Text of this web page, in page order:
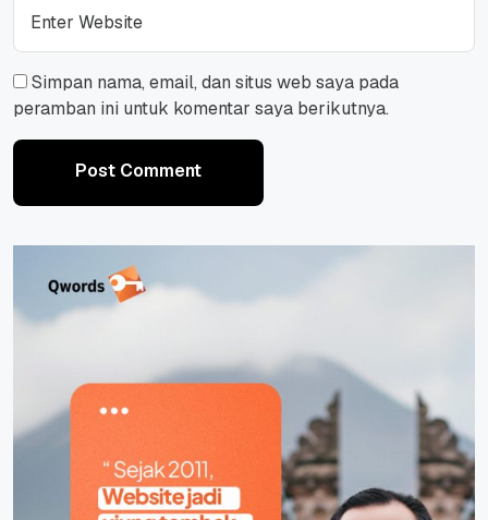
Simpan nama, email, dan situs web saya pada
peramban ini untuk komentar saya berikutnya.
Post Comment